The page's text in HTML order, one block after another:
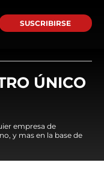
SUSCRIBIRSE
ÚNICO
empresa de
y mas en la base de